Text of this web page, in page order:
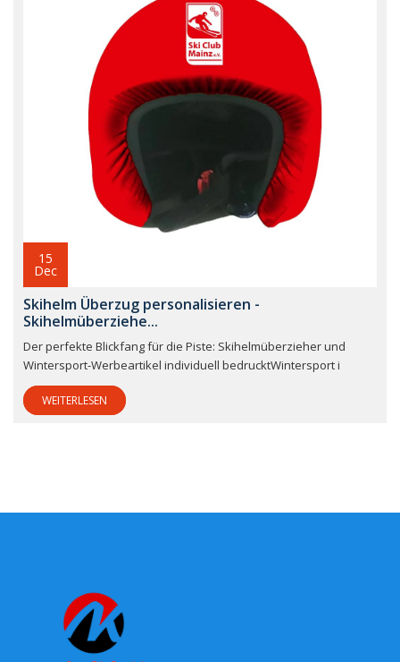
15
Dec
Skihelm Überzug personalisieren -
Skihelmüberziehe...
Der perfekte Blickfang für die Piste: Skihelmüberzieher und
Wintersport-Werbeartikel individuell bedrucktWintersport i
WEITERLESEN